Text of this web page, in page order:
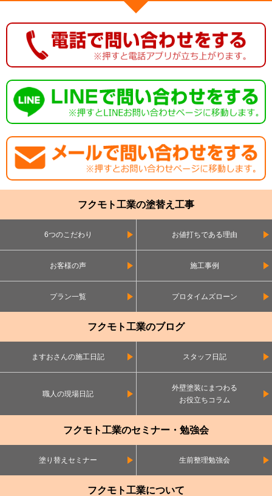
フクモト工業の塗替え工事
6つのこだわり お値打ちである理由
お客様の声 施工事例
プラン一覧 プロタイムズローン
フクモト工業のブログ
ますおさんの施工日記 スタッフ日記
職人の現場日記
外壁塗装にまつわる
お役立ちコラム
フクモト工業のセミナー・勉強会
塗り替えセミナー 生前整理勉強会
フクモト工業について